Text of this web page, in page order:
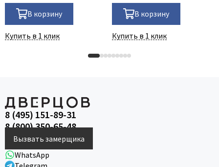
В корзину
Купить в 1 клик
В корзину
Купить в 1 клик
8 (495) 151-89-31
8 (800) 350-65-48
Вызвать замерщика
WhatsApp